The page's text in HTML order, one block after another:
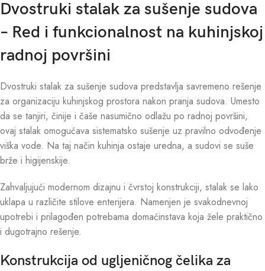
Dvostruki stalak za sušenje sudova
– Red i funkcionalnost na kuhinjskoj
radnoj površini
Dvostruki stalak za sušenje sudova predstavlja savremeno rešenje
za organizaciju kuhinjskog prostora nakon pranja sudova. Umesto
da se tanjiri, činije i čaše nasumično odlažu po radnoj površini,
ovaj stalak omogućava sistematsko sušenje uz pravilno odvođenje
viška vode. Na taj način kuhinja ostaje uredna, a sudovi se suše
brže i higijenskije.
Zahvaljujući modernom dizajnu i čvrstoj konstrukciji, stalak se lako
uklapa u različite stilove enterijera. Namenjen je svakodnevnoj
upotrebi i prilagođen potrebama domaćinstava koja žele praktično
i dugotrajno rešenje.
Konstrukcija od ugljeničnog čelika za